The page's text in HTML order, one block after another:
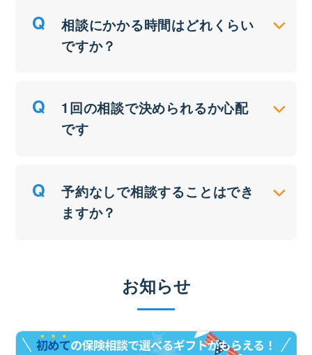
相談にかかる時間はどれくらい
ですか？
1回の相談で決められるか心配
です
予約なしで相談することはでき
ますか？
お知らせ